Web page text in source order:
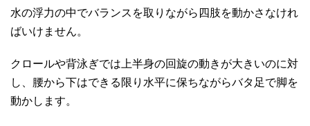
水の浮力の中でバランスを取りながら四肢を動かさなけれ
ばいけません。
クロールや背泳ぎでは上半身の回旋の動きが大きいのに対
し、腰から下はできる限り水平に保ちながらバタ足で脚を
動かします。